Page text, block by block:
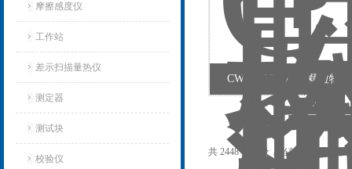
摩擦感度仪
工作站
差示扫描量热仪
测定器
测试块
校验仪
CW-JF002洁净服颗粒物
共 2448 条记录，当前 65 / 164 页